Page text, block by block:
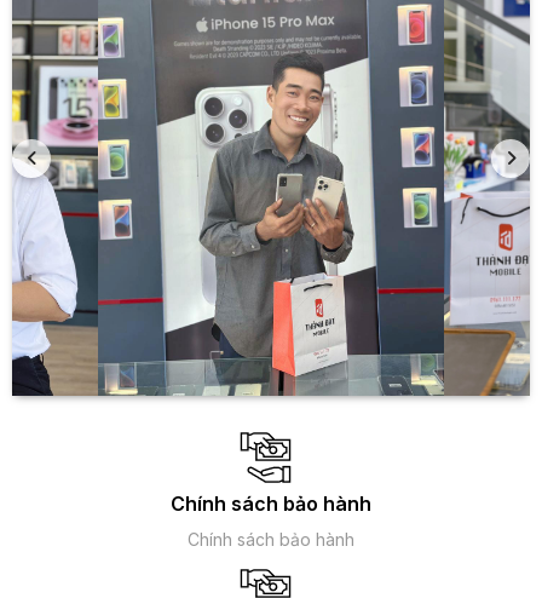
Chất lượng hiển thị tuyệt vời
iPhone 12 Pro Max được trang bị màn hình OLED kích thước
6.7 inch với công nghệ Super Retina XDR mang đến chất
lượng hình ảnh sắc nét, màu sắc được tái tạo chuẩn xác, độ
tương phản cao, màu đen sâu tiết kiệm pin hơn.
Chính sách bảo hành
Chính sách bảo hành